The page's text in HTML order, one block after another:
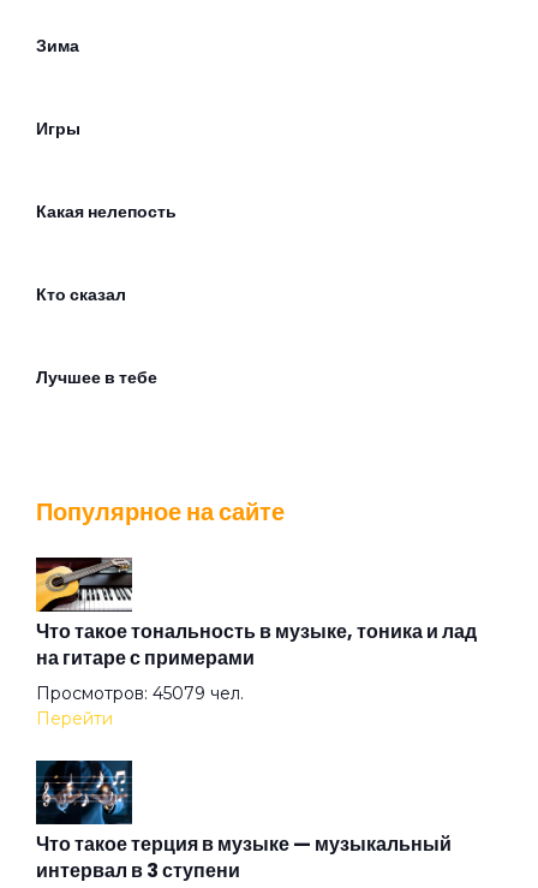
Зима
Игры
Какая нелепость
Кто сказал
Лучшее в тебе
Метко
Мечта
Мой Baby
Мой понедельник
Популярное на сайте
Что такое тональность в музыке, тоника и лад
на гитаре с примерами
Просмотров: 45079 чел.
Перейти
Что такое терция в музыке — музыкальный
интервал в 3 ступени